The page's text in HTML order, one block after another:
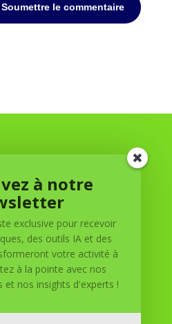
Soumettre le commentaire
partenaire de confiance
depuis le confort de votre
solutions personnalisées pour
à notre
exclusive pour recevoir
des outils IA et des
votre activité à
à la pointe avec nos
et nos insights d'experts !